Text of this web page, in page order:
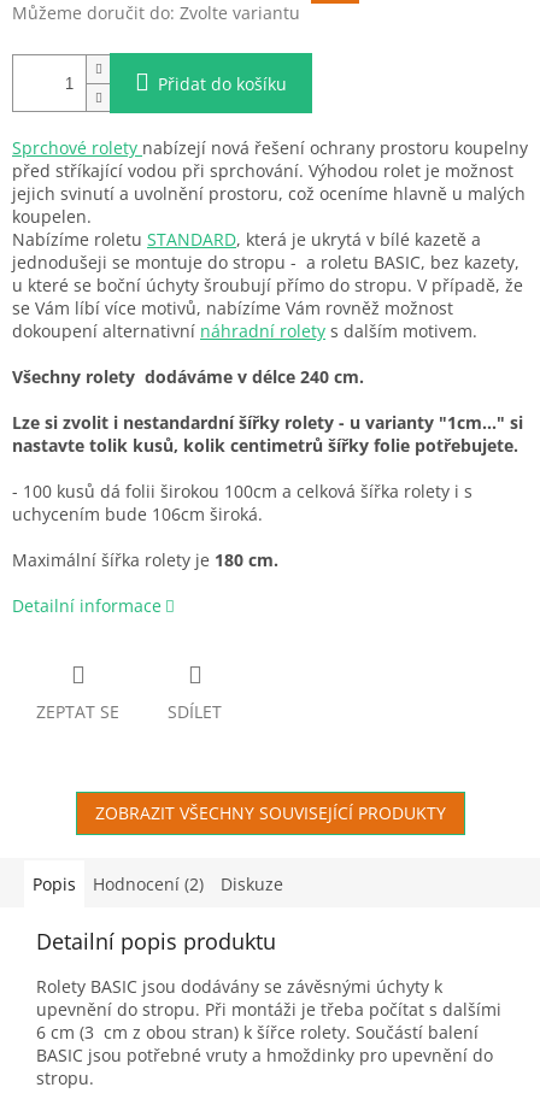
Můžeme doručit do: Zvolte variantu
Přidat do košíku
Sprchové rolety nabízejí nová řešení ochrany prostoru koupelny
před stříkající vodou při sprchování. Výhodou rolet je možnost
jejich svinutí a uvolnění prostoru, což oceníme hlavně u malých
koupelen.
Nabízíme roletu STANDARD, která je ukrytá v bílé kazetě a
jednodušeji se montuje do stropu - a roletu BASIC, bez kazety,
u které se boční úchyty šroubují přímo do stropu. V případě, že
se Vám líbí více motivů, nabízíme Vám rovněž možnost
dokoupení alternativní náhradní rolety s dalším motivem.
Všechny rolety dodáváme v délce 240 cm.
Lze si zvolit i nestandardní šířky rolety - u varianty "1cm..." si
nastavte tolik kusů, kolik centimetrů šířky folie potřebujete.
- 100 kusů dá folii širokou 100cm a celková šířka rolety i s
uchycením bude 106cm široká.
Maximální šířka rolety je 180 cm.
Detailní informace
ZEPTAT SE SDÍLET
ZOBRAZIT VŠECHNY SOUVISEJÍCÍ PRODUKTY
Popis Hodnocení (2) Diskuze
Detailní popis produktu
Rolety BASIC jsou dodávány se závěsnými úchyty k
upevnění do stropu. Při montáži je třeba počítat s dalšími
6 cm (3 cm z obou stran) k šířce rolety. Součástí balení
BASIC jsou potřebné vruty a hmoždinky pro upevnění do
stropu.